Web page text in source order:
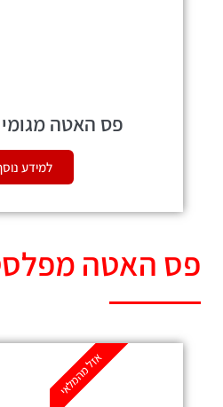
פס האטה מגומי 30 קמ"ש
למידע
פס האטה
אזל מהמלאי